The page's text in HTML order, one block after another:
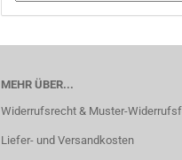
MEHR ÜBER...
Widerrufsrecht & Muster-
Liefer- und Versandkosten